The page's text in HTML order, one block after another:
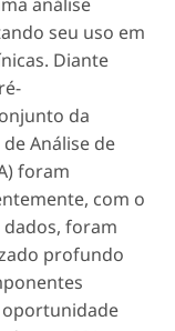
seu uso em
Diante
da
Análise de
foram
com o
foram
profundo